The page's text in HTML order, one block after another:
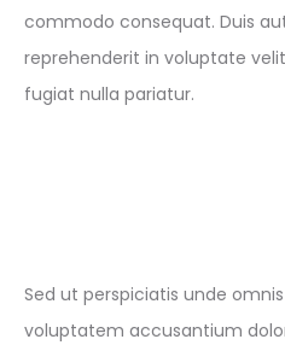
commodo consequat. Duis
reprehenderit in voluptate
fugiat nulla pariatur.
Sed ut perspiciatis unde
voluptatem accusantium